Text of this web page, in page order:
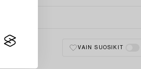
VAIN SUOSIKIT